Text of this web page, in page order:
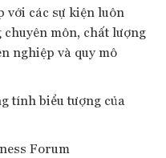
với các sự kiện luôn
môn, chất lượng
nghiệp và quy mô
tính biểu tượng của
Forum